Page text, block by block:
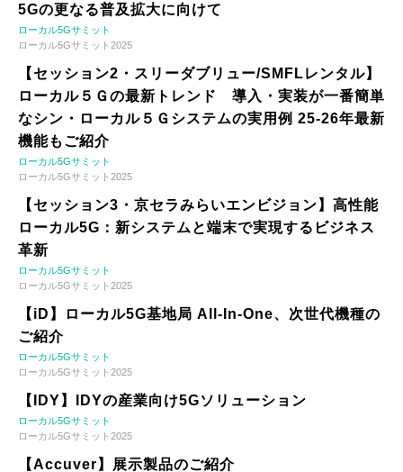
5Gの更なる普及拡大に向けて
ローカル5Gサミット
ローカル5Gサミット2025
【セッション2・スリーダブリュー/SMFLレンタル】
ローカル５Ｇの最新トレンド 導入・実装が一番簡単
なシン・ローカル５Ｇシステムの実用例 25-26年最新
機能もご紹介
ローカル5Gサミット
ローカル5Gサミット2025
【セッション3・京セラみらいエンビジョン】高性能
ローカル5G：新システムと端末で実現するビジネス
革新
ローカル5Gサミット
ローカル5Gサミット2025
【iD】ローカル5G基地局 All-In-One、次世代機種の
ご紹介
ローカル5Gサミット
ローカル5Gサミット2025
【IDY】IDYの産業向け5Gソリューション
ローカル5Gサミット
ローカル5Gサミット2025
【Accuver】展示製品のご紹介